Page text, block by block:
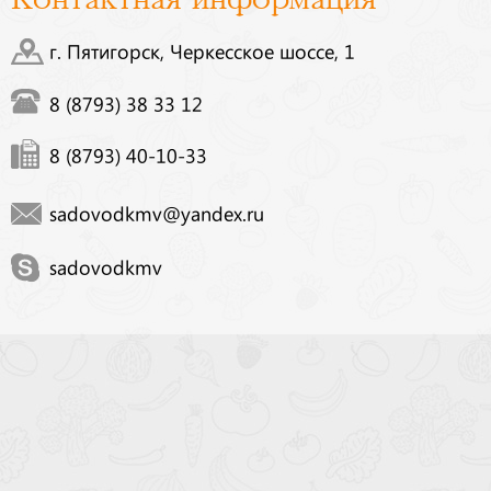
г. Пятигорск, Черкесское шоссе, 1
8 (8793) 38 33 12
8 (8793) 40-10-33
sadovodkmv@yandex.ru
sadovodkmv